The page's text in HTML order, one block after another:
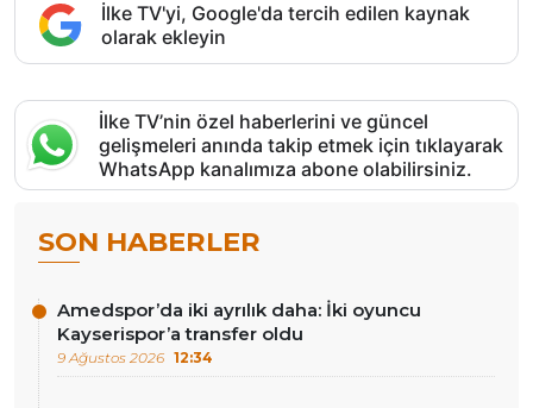
İlke TV'yi, Google'da tercih edilen kaynak
olarak ekleyin
İlke TV’nin özel haberlerini ve güncel
gelişmeleri anında takip etmek için tıklayarak
WhatsApp kanalımıza abone olabilirsiniz.
SON HABERLER
Amedspor’da iki ayrılık daha: İki oyuncu
Kayserispor’a transfer oldu
9 Ağustos 2026 12:34